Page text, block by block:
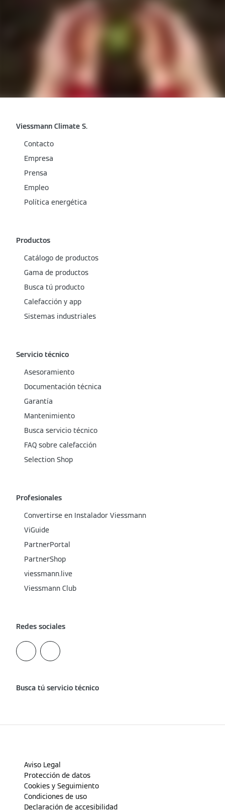
Viessmann Climate S.
Contacto
Empresa
Prensa
Empleo
Política energética
Productos
Catálogo de productos
Gama de productos
Busca tú producto
Calefacción y app
Sistemas industriales
Servicio técnico
Asesoramiento
Documentación técnica
Garantía
Mantenimiento
Busca servicio técnico
FAQ sobre calefacción
Selection Shop
Profesionales
Convertirse en Instalador Viessmann
ViGuide
PartnerPortal
PartnerShop
viessmann.live
Viessmann Club
Redes sociales
Busca tú servicio técnico
Aviso Legal
Protección de datos
Cookies y Seguimiento
Condiciones de uso
Declaración de accesibilidad